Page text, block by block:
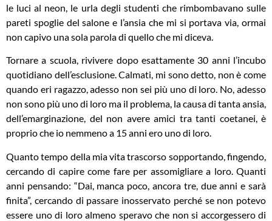
le luci al neon, le urla degli studenti che rimbombavano sulle
pareti spoglie del salone e l’ansia che mi si portava via, ormai
non capivo una sola parola di quello che mi diceva.
Tornare a scuola, rivivere dopo esattamente 30 anni l’incubo
quotidiano dell’esclusione. Calmati, mi sono detto, non è come
quando eri ragazzo, adesso non sei più uno di loro. No, adesso
non sono più uno di loro ma il problema, la causa di tanta ansia,
dell’emarginazione, del non avere amici tra tanti coetanei, è
proprio che io nemmeno a 15 anni ero uno di loro.
Quanto tempo della mia vita trascorso sopportando, fingendo,
cercando di capire come fare per assomigliare a loro. Quanti
anni pensando: “Dai, manca poco, ancora tre, due anni e sarà
finita”, cercando di passare inosservato perché se non potevo
essere uno di loro almeno speravo che non si accorgessero di